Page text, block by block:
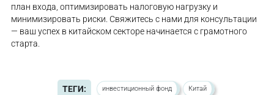
план входа, оптимизировать налоговую нагрузку и
минимизировать риски. Свяжитесь с нами для консультации
— ваш успех в китайском секторе начинается с грамотного
старта.
ТЕГИ: инвестиционный фонд Китай